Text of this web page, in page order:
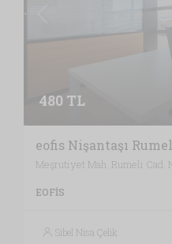
480 TL
eofis Nişantaşı
EOFIS
Sibel Nisa Çelik